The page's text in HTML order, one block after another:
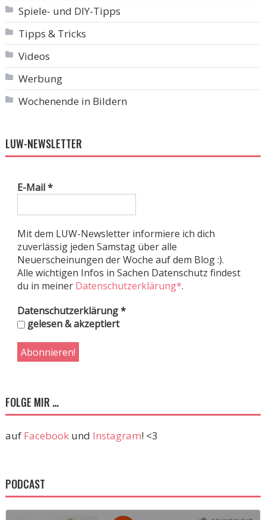
Spiele- und DIY-Tipps
Tipps & Tricks
Videos
Werbung
Wochenende in Bildern
LUW-NEWSLETTER
E-Mail*
Mit dem LUW-Newsletter informiere ich dich
zuverlässig jeden Samstag über alle
Neuerscheinungen der Woche auf dem Blog :).
Alle wichtigen Infos in Sachen Datenschutz findest
du in meiner Datenschutzerklärung*.
Datenschutzerklärung*
gelesen & akzeptiert
FOLGE MIR …
auf Facebookund Instagram! <3
PODCAST